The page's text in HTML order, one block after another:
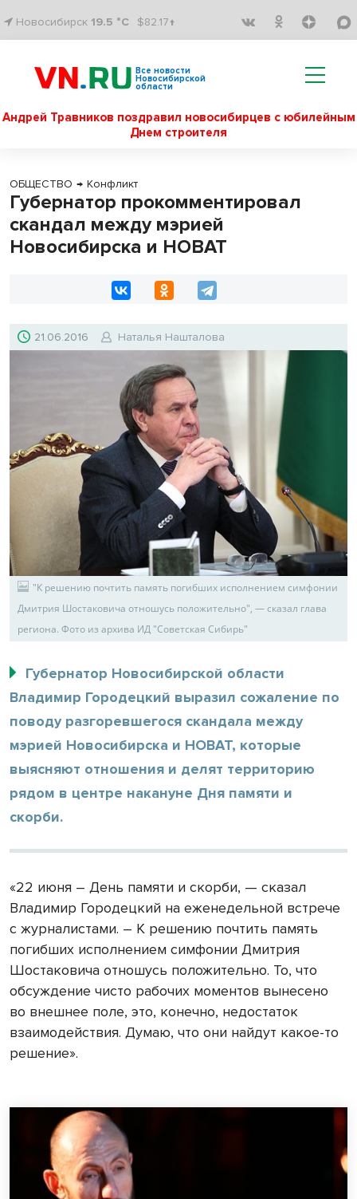
Новосибирск 19.5 °C $82.17↑
Все новости
Новосибирской
области
Андрей Травников поздравил новосибирцев с юбилейным
Днем строителя
ОБЩЕСТВО → Конфликт
Губернатор прокомментировал
скандал между мэрией
Новосибирска и НОВАТ
21.06.2016 Наталья Нашталова
"К решению почтить память погибших исполнением симфонии
Дмитрия Шостаковича отношусь положительно", — сказал глава
региона. Фото из архива ИД "Советская Сибирь"
Губернатор Новосибирской области
Владимир Городецкий выразил сожаление по
поводу разгоревшегося скандала между
мэрией Новосибирска и НОВАТ, которые
выясняют отношения и делят территорию
рядом в центре накануне Дня памяти и
скорби.
«22 июня – День памяти и скорби, — сказал
Владимир Городецкий на еженедельной встрече
с журналистами. – К решению почтить память
погибших исполнением симфонии Дмитрия
Шостаковича отношусь положительно. То, что
обсуждение чисто рабочих моментов вынесено
во внешнее поле, это, конечно, недостаток
взаимодействия. Думаю, что они найдут какое-то
решение».